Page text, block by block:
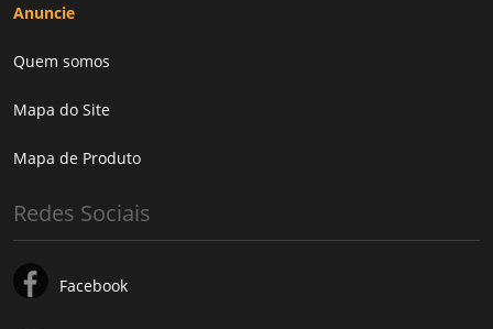
Anuncie
Quem somos
Mapa do Site
Mapa de Produto
Redes Sociais
Facebook